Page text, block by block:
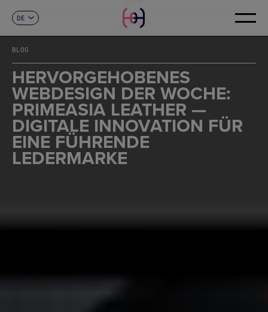
EN
FR
DE
IT
PT
KONTAKT
BLOG
HERVORGEHOBENES
WEBDESIGN DER WOCHE:
PRIMEASIA LEATHER —
DIGITALE INNOVATION FÜR
EINE FÜHRENDE
LEDERMARKE